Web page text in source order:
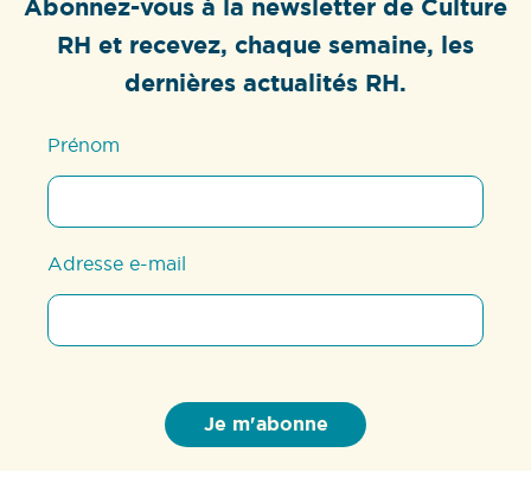
Abonnez-vous à la newsletter de Culture
RH et recevez, chaque semaine, les
dernières actualités RH.
Prénom
Adresse e-mail